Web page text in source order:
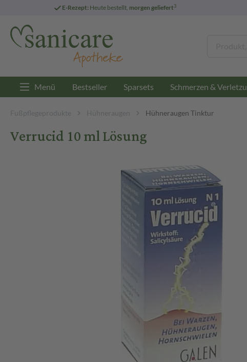
E-Rezept: Heute bestellt, morgen geliefert3
Menü Bestseller Sparsets Schmerzen &
Fußpflegeprodukte Hühneraugen Hühneraugen Tinktur
Verrucid 10 ml Lösung